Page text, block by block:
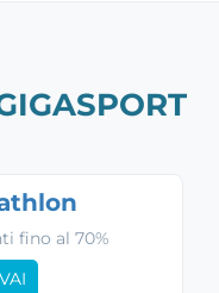
fino al 70%
VAI